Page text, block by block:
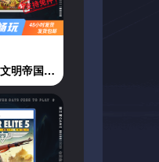
NS 文明6 文明帝国6 中文